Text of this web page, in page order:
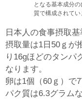
となる基本成分
質で構成されてい
日本人の食事摂取
摂取量は1日50ｇが
り16gほどのタンパ
なります。
卵は1個（60ｇ）で
パク質は6.3グラム